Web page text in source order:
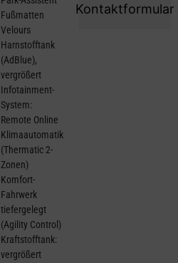
Fußmatten
Velours
Harnstofftank
(AdBlue),
vergrößert
Infotainment-
System:
Remote Online
Klimaautomatik
(Thermatic 2-
Zonen)
Komfort-
Fahrwerk
tiefergelegt
(Agility Control)
Kraftstofftank:
vergrößert
Kontaktformular